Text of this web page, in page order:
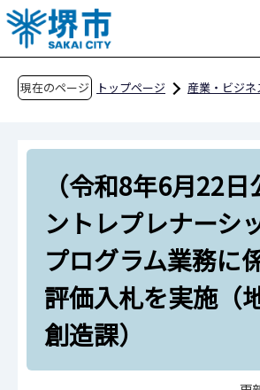
こ
の
ペ
現在のページ トップページ
産業・ビジネ
社会課題解決型イノベーショ
（令和8年6月22日公表）アン
プ教育プログラム業務に係る
施（地域産業創造課）
（令和8年6月22
ントレプレナーシ
プログラム業務に
評価入札を実施（
創造課）